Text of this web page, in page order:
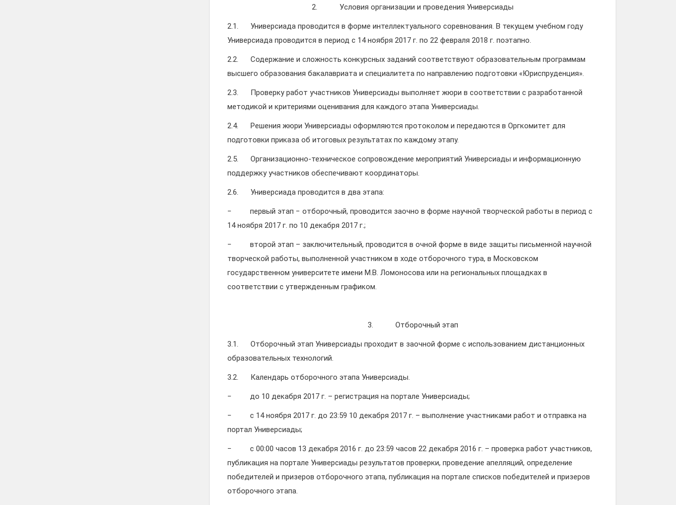
2. Условия организации и проведения Универсиады
2.1. Универсиада проводится в форме интеллектуального соревнования. В текущем учебном году
Универсиада проводится в период с 14 ноября 2017 г. по 22 февраля 2018 г. поэтапно.
2.2. Содержание и сложность конкурсных заданий соответствуют образовательным программам
высшего образования бакалавриата и специалитета по направлению подготовки «Юриспруденция».
2.3. Проверку работ участников Универсиады выполняет жюри в соответствии с разработанной
методикой и критериями оценивания для каждого этапа Универсиады.
2.4. Решения жюри Универсиады оформляются протоколом и передаются в Оргкомитет для
подготовки приказа об итоговых результатах по каждому этапу.
2.5. Организационно-техническое сопровождение мероприятий Универсиады и информационную
поддержку участников обеспечивают координаторы.
2.6. Универсиада проводится в два этапа:
− первый этап − отборочный, проводится заочно в форме научной творческой работы в период с
14 ноября 2017 г. по 10 декабря 2017 г.;
− второй этап – заключительный, проводится в очной форме в виде защиты письменной научной
творческой работы, выполненной участником в ходе отборочного тура, в Московском
государственном университете имени М.В. Ломоносова или на региональных площадках в
соответствии с утвержденным графиком.
3. Отборочный этап
3.1. Отборочный этап Универсиады проходит в заочной форме с использованием дистанционных
образовательных технологий.
3.2. Календарь отборочного этапа Универсиады.
− до 10 декабря 2017 г. – регистрация на портале Универсиады;
− с 14 ноября 2017 г. до 23:59 10 декабря 2017 г. – выполнение участниками работ и отправка на
портал Универсиады;
− с 00:00 часов 13 декабря 2016 г. до 23:59 часов 22 декабря 2016 г. – проверка работ участников,
публикация на портале Универсиады результатов проверки, проведение апелляций, определение
победителей и призеров отборочного этапа, публикация на портале списков победителей и призеров
отборочного этапа.